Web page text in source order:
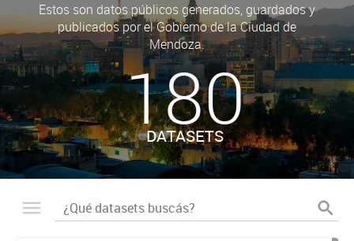
Estos son datos públicos generados, guardados y
publicados por el Gobierno de la Ciudad de
Mendoza.
180
DATASETS